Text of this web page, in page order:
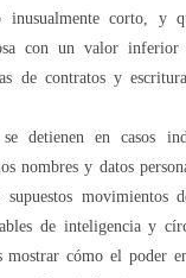
inusualmente corto, y
con un valor inferior
de contratos y
detienen en casos
nombres y datos
movimientos
de inteligencia y
mostrar cómo el poder